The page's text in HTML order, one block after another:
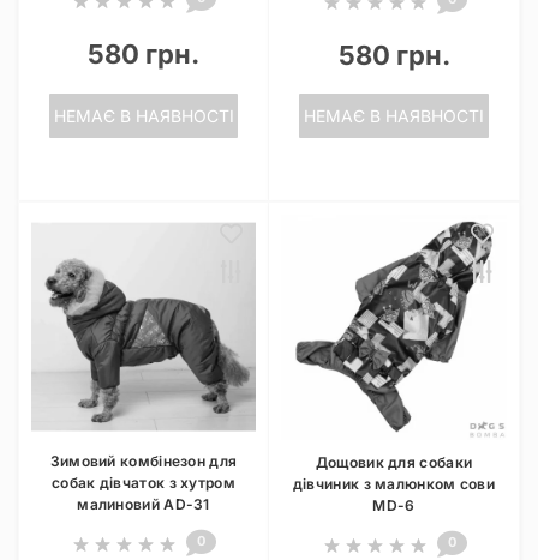
580 грн.
НЕМАЄ В НАЯВНОСТІ
580 грн.
НЕМАЄ В НАЯВНОСТІ
Зимовий комбінезон для
собак дівчаток з хутром
малиновий AD-31
0
Дощовик для собаки
дівчиник з малюнком сови
MD-6
0